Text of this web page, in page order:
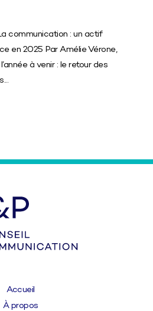
communication : un actif
en 2025 Par Amélie Vérone,
à venir : le retour des
Accueil
À propos